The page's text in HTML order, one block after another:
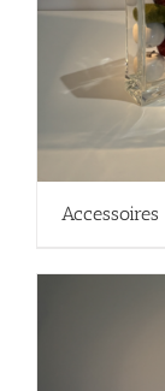
Accessoires